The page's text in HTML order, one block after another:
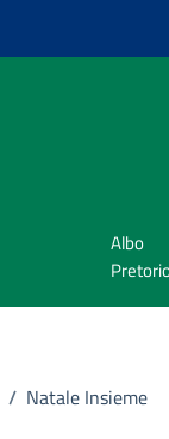
Albo
/ Natale Insieme